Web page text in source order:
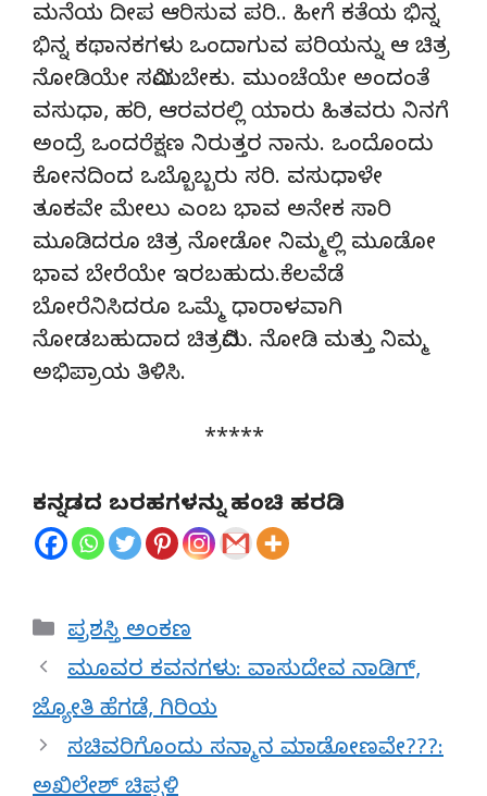
ಮನೆಯ ದೀಪ ಆರಿಸುವ ಪರಿ.. ಹೀಗೆ ಕತೆಯ ಭಿನ್ನ
ಭಿನ್ನ ಕಥಾನಕಗಳು ಒಂದಾಗುವ ಪರಿಯನ್ನು ಆ ಚಿತ್ರ
ನೋಡಿಯೇ ಸವಿಯಬೇಕು. ಮುಂಚೆಯೇ ಅಂದಂತೆ
ವಸುಧಾ, ಹರಿ, ಆರವರಲ್ಲಿ ಯಾರು ಹಿತವರು ನಿನಗೆ
ಅಂದ್ರೆ ಒಂದರೆಕ್ಷಣ ನಿರುತ್ತರ ನಾನು. ಒಂದೊಂದು
ಕೋನದಿಂದ ಒಬ್ಬೊಬ್ಬರು ಸರಿ. ವಸುಧಾಳೇ
ತೂಕವೇ ಮೇಲು ಎಂಬ ಭಾವ ಅನೇಕ ಸಾರಿ
ಮೂಡಿದರೂ ಚಿತ್ರ ನೋಡೋ ನಿಮ್ಮಲ್ಲಿ ಮೂಡೋ
ಭಾವ ಬೇರೆಯೇ ಇರಬಹುದು.ಕೆಲವೆಡೆ
ಬೋರೆನಿಸಿದರೂ ಒಮ್ಮೆ ಧಾರಾಳವಾಗಿ
ನೋಡಬಹುದಾದ ಚಿತ್ರವಿದು. ನೋಡಿ ಮತ್ತು ನಿಮ್ಮ
ಅಭಿಪ್ರಾಯ ತಿಳಿಸಿ.
*****
ಕನ್ನಡದ ಬರಹಗಳನ್ನು ಹಂಚಿ ಹರಡಿ
Categories
ಪ್ರಶಸ್ತಿ ಅಂಕಣ
ಮೂವರ ಕವನಗಳು: ವಾಸುದೇವ ನಾಡಿಗ್,
ಜ್ಯೋತಿ ಹೆಗಡೆ, ಗಿರಿಯ
ಸಚಿವರಿಗೊಂದು ಸನ್ಮಾನ ಮಾಡೋಣವೇ???:
ಅಖಿಲೇಶ್ ಚಿಪ್ಪಳಿ